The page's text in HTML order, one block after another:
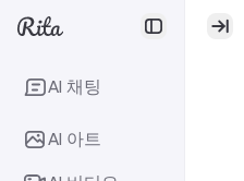
AI 채팅
AI 아트